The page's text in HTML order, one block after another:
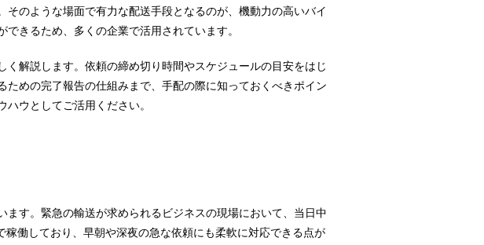
のような場面で有力な配送手段となるのが、機動力の高いバイ
きるため、多くの企業で活用されています。
解説します。依頼の締め切り時間やスケジュールの目安をはじ
めの完了報告の仕組みまで、手配の際に知っておくべきポイン
ウとしてご活用ください。
す。緊急の輸送が求められるビジネスの現場において、当日中
働しており、早朝や深夜の急な依頼にも柔軟に対応できる点が